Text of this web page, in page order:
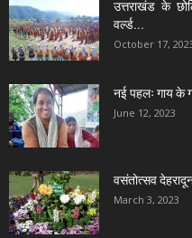
उत्तराखंड के
वर्ल्ड...
October 17,
नई पहलः गाय के
June 12, 2023
वसंतोत्सव
March 3, 2023